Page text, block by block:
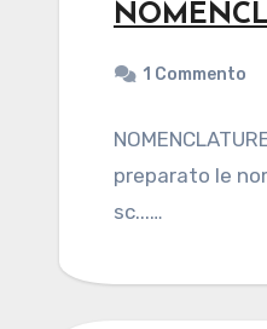
1 Commento
preparato le
sc...…